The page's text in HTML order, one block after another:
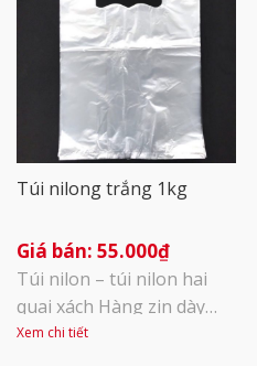
bìnhKhông tệRất tệ
Túi nilong trắng 1kg
55.000₫
Túi nilon – túi nilon hai
quai xách Hàng zin dày
vừa và dày, túi bóng, dai.
Xem chi tiết